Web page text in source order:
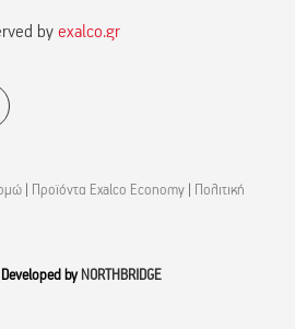
by exalco.gr
| Προϊόντα Exalco Economy| Πολιτική
by NORTHBRIDGE